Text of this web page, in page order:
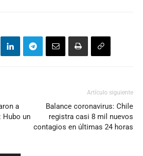
a
Hubo un
Artículo siguiente
Balance coronavirus: Chile
registra casi 8 mil nuevos
contagios en últimas 24 horas